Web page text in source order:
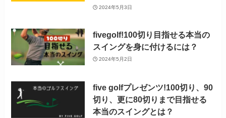
2024年5月3日
fivegolf!100切り目指せる本当の
スイングを身に付けるには？
2024年5月2日
five golfプレゼンツ!100切り、90
切り、更に80切りまで目指せる
本当のスイングとは？